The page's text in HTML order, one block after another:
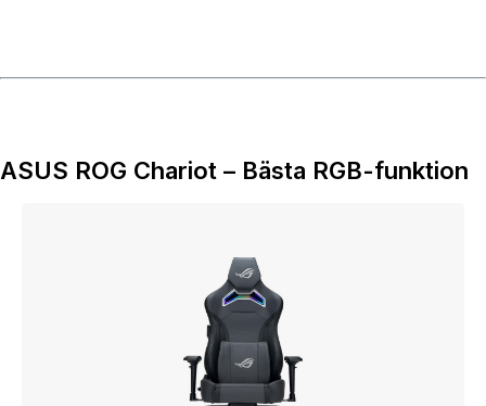
ASUS ROG Chariot – Bästa RGB-funktion